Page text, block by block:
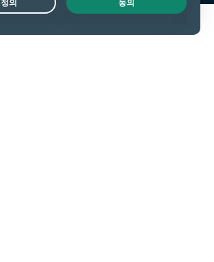
Live Chat